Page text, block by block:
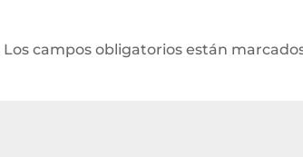
Los campos obligatorios están